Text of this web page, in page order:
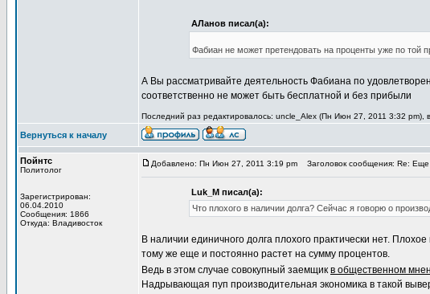
АЛанов писал(а):
Фабиан не может претендовать на проценты уже по той
А Вы рассматривайте деятельность Фабиана по
соответственно не может быть бесплатной и без прибыли
Последний раз редактировалось: uncle_Alex (Пн Июн 27, 2011 3:32 pm),
Вернуться к началу
Пойнтс
Политолог
Зарегистрирован:
06.04.2010
Сообщения: 1866
Откуда: Владивосток
Добавлено: Пн Июн 27, 2011 3:19 pm Заголовок сообщения: Re: Еще
Luk_M писал(а):
Что плохого в наличии долга? Сейчас я говорю о
В наличии единичного долга плохого практически нет.
тому же еще и постоянно растет на сумму процентов.
Ведь в этом случае совокупный заемщик в общественном
Надрывающая пуп производительная экономика в такой